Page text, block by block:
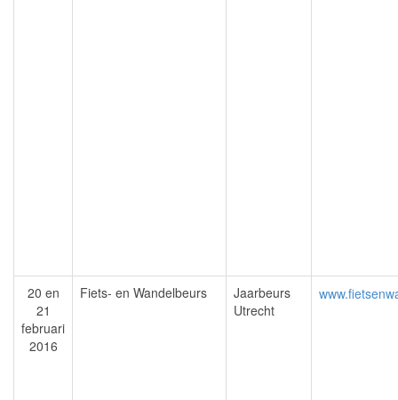
20 en
21
februari
2016
Fiets- en Wandelbeurs
Jaarbeurs
Utrecht